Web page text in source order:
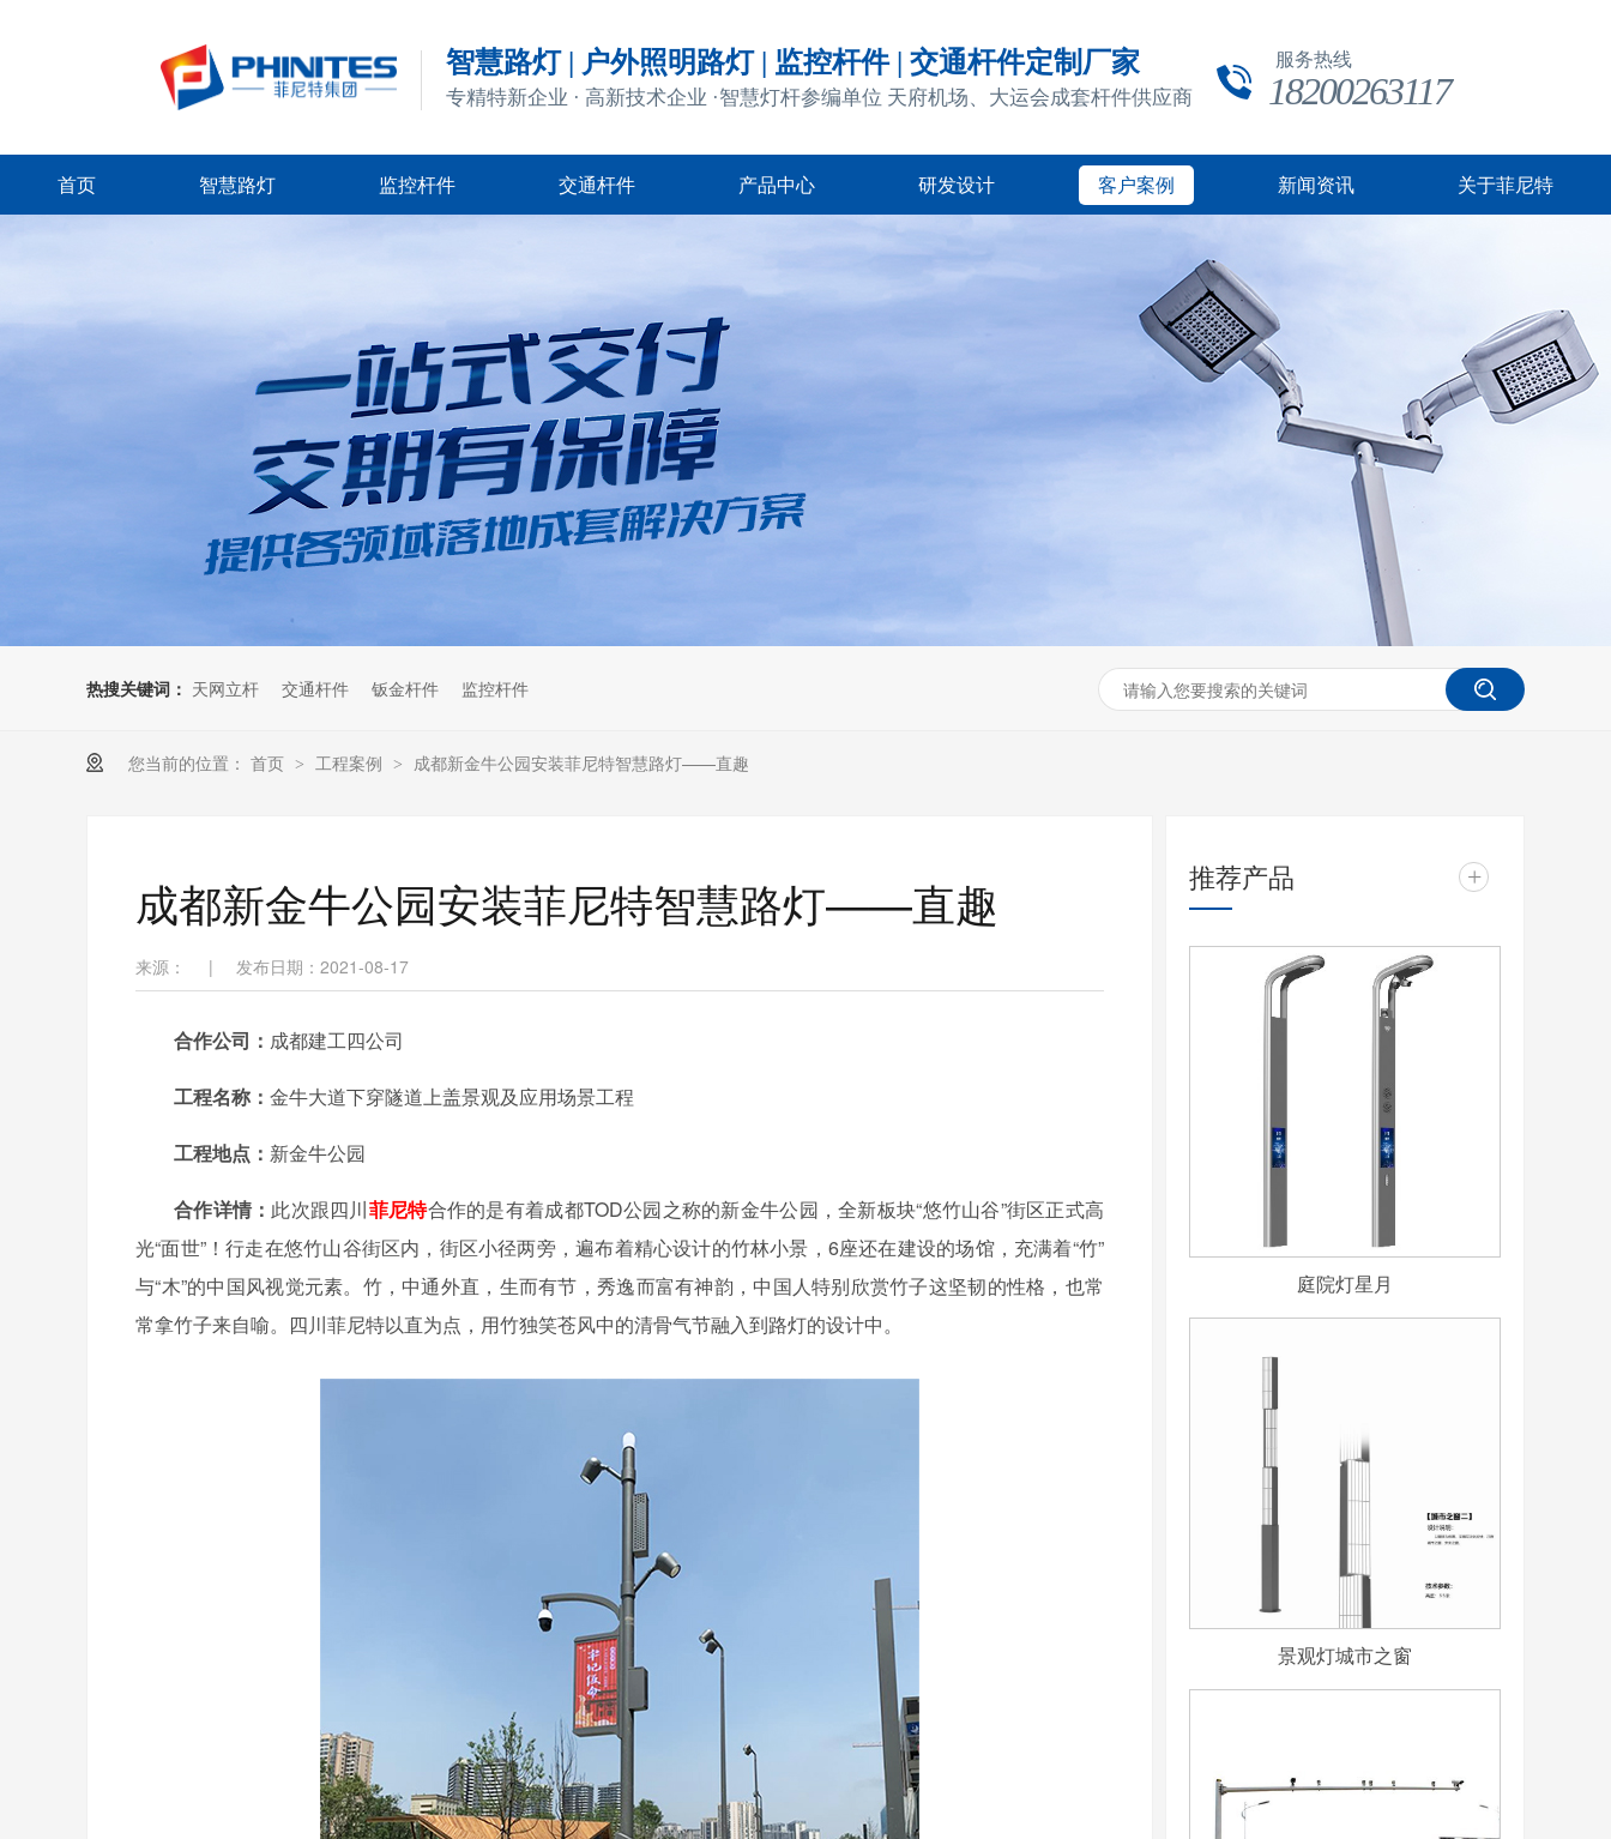
智慧路灯 | 户外照明路灯 | 监控杆件 | 交通杆件定制厂家
专精特新企业 · 高新技术企业 ·智慧灯杆参编单位 天府机场、大运会成套杆件供应商
服务热线
18200263117
首页 智慧路灯 监控杆件 交通杆件 产品中心 研发设计 客户案例 新闻资讯 关于菲尼特
热搜关键词： 天网立杆 交通杆件 钣金杆件 监控杆件
您当前的位置： 首页 > 工程案例 > 成都新金牛公园安装菲尼特智慧路灯——直趣
成都新金牛公园安装菲尼特智慧路灯——直趣
来源： | 发布日期：2021-08-17
合作公司： 成都建工四公司
工程名称： 金牛大道下穿隧道上盖景观及应用场景工程
工程地点： 新金牛公园
合作详情： 此次跟四川菲尼特合作的是有着成都TOD公园之称的新金牛公园，全新板块“悠竹山谷”街区正式高
光“面世”！行走在悠竹山谷街区内，街区小径两旁，遍布着精心设计的竹林小景，6座还在建设的场馆，充满着“竹”
与“木”的中国风视觉元素。竹，中通外直，生而有节，秀逸而富有神韵，中国人特别欣赏竹子这坚韧的性格，也常
常拿竹子来自喻。四川菲尼特以直为点，用竹独笑苍风中的清骨气节融入到路灯的设计中。
推荐产品 +
庭院灯星月
景观灯城市之窗